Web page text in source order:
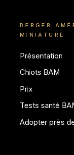
BERGER
MINIATURE
Présentation
Chiots BAM
Prix
Tests santé
Adopter près